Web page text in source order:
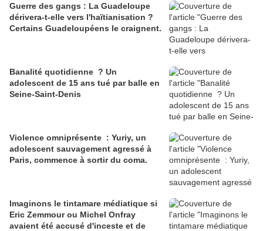
Guerre des gangs : La Guadeloupe
dérivera-t-elle vers l'haïtianisation ?
Certains Guadeloupéens le craignent.
Banalité quotidienne ? Un
adolescent de 15 ans tué par balle en
Seine-Saint-Denis
Violence omniprésente : Yuriy, un
adolescent sauvagement agressé à
Paris, commence à sortir du coma.
Imaginons le tintamare médiatique si
Eric Zemmour ou Michel Onfray
avaient été accusé d'inceste et de